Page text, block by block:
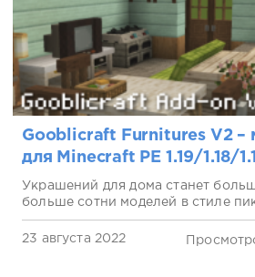
Gooblicraft Furnitures V2 –
для Minecraft PE 1.19/1.18/
Украшений для дома станет
больше сотни моделей в стиле
23 августа 2022